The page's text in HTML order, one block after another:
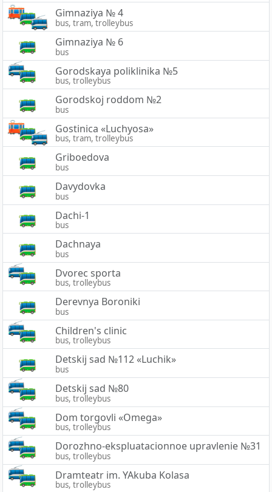
Gimnaziya № 4
bus, tram, trolleybus
Gimnaziya № 6
bus
Gorodskaya poliklinika №5
bus, trolleybus
Gorodskoj roddom №2
bus
Gostinica «Luchyosa»
bus, tram, trolleybus
Griboedova
bus
Davydovka
bus
Dachi-1
bus
Dachnaya
bus
Dvorec sporta
bus, trolleybus
Derevnya Boroniki
bus
Children's clinic
bus, trolleybus
Detskij sad №112 «Luchik»
bus
Detskij sad №80
bus, trolleybus
Dom torgovli «Omega»
bus, trolleybus
Dorozhno-ekspluatacionnoe upravlenie №31
bus, trolleybus
Dramteatr im. YAkuba Kolasa
bus, trolleybus